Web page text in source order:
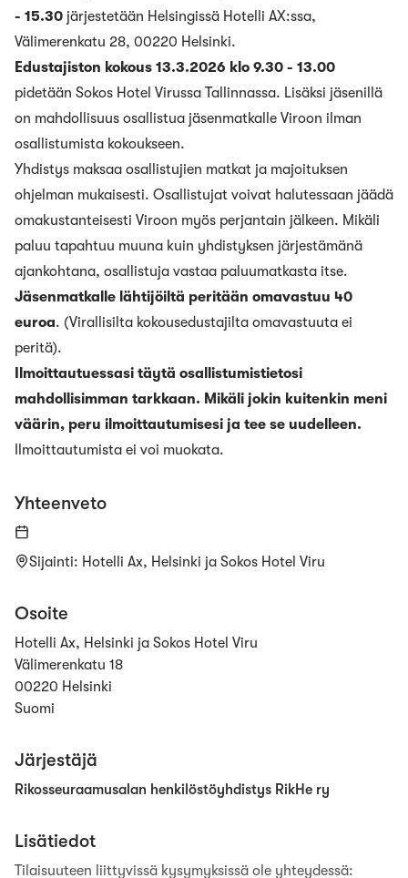
- 15.30 järjestetään Helsingissä Hotelli AX:ssa,
Välimerenkatu 28, 00220 Helsinki.
Edustajiston kokous 13.3.2026 klo 9.30 - 13.00
pidetään Sokos Hotel Virussa Tallinnassa. Lisäksi jäsenillä
on mahdollisuus osallistua jäsenmatkalle Viroon ilman
osallistumista kokoukseen.
Yhdistys maksaa osallistujien matkat ja majoituksen
ohjelman mukaisesti. Osallistujat voivat halutessaan jäädä
omakustanteisesti Viroon myös perjantain jälkeen. Mikäli
paluu tapahtuu muuna kuin yhdistyksen järjestämänä
ajankohtana, osallistuja vastaa paluumatkasta itse.
Jäsenmatkalle lähtijöiltä peritään omavastuu 40
euroa. (Virallisilta kokousedustajilta omavastuuta ei
peritä).
Ilmoittautuessasi täytä osallistumistietosi
mahdollisimman tarkkaan. Mikäli jokin kuitenkin meni
väärin, peru ilmoittautumisesi ja tee se uudelleen.
Ilmoittautumista ei voi muokata.
Yhteenveto
Sijainti: Hotelli Ax, Helsinki ja Sokos Hotel Viru
Osoite
Hotelli Ax, Helsinki ja Sokos Hotel Viru
Välimerenkatu 18
00220 Helsinki
Suomi
Järjestäjä
Rikosseuraamusalan henkilöstöyhdistys RikHe ry
Lisätiedot
Tilaisuuteen liittyvissä kysymyksissä ole yhteydessä: